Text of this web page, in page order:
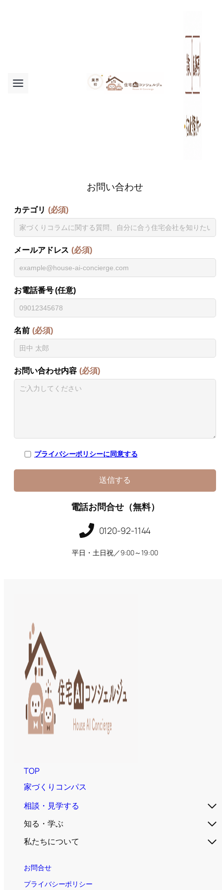
お問い合わせ
カテゴリ (必須)
メールアドレス (必須)
お電話番号 (任意)
名前 (必須)
お問い合わせ内容 (必須)
プライバシーポリシーに同意する
電話お問合せ（無料）
0120-92-1144
平日・土日祝／9:00～19:00
TOP
家づくりコンパス
相談・見学する
知る・学ぶ
私たちについて
お問合せ
プライバシーポリシー